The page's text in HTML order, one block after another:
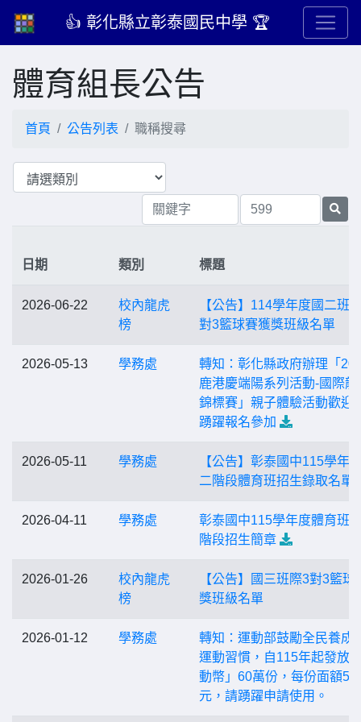
👍 彰化縣立彰泰國民中學 🏆
體育組長公告
首頁 公告列表 職稱搜尋
日期 類別 標題
2026-06-22
校內龍虎
榜
【公告】114學年度國二班
對3籃球賽獲獎班級名單
2026-05-13 學務處
轉知：彰化縣政府辦理「
鹿港慶端陽系列活動-國際龍
錦標賽」親子體驗活動歡迎
踴躍報名參加
2026-05-11 學務處
【公告】彰泰國中115學年
二階段體育班招生錄取名單
2026-04-11 學務處
彰泰國中115學年度體育班
階段招生簡章
2026-01-26
校內龍虎
榜
【公告】國三班際3對3籃球
獎班級名單
2026-01-12 學務處
轉知：運動部鼓勵全民養成
運動習慣，自115年起發放
動幣」60萬份，每份面額
元，請踴躍申請使用。